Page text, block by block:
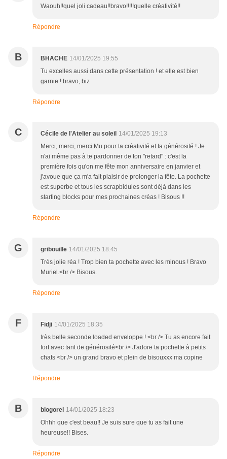
Waouh!!quel joli cadeau!!bravo!!!!!quelle créativité!!
Répondre
B BHACHE 14/01/2025 19:55
Tu excelles aussi dans cette présentation ! et elle est bien
garnie ! bravo, biz
Répondre
C Cécile de l'Atelier au soleil 14/01/2025 19:13
Merci, merci, merci Mu pour ta créativité et ta générosité ! Je
n'ai même pas à te pardonner de ton "retard" : c'est la
première fois qu'on me fête mon anniversaire en janvier et
j'avoue que ça m'a fait plaisir de prolonger la fête. La pochette
est superbe et tous les scrapbidules sont déjà dans les
starting blocks pour mes prochaines créas ! Bisous !!
Répondre
G gribouille 14/01/2025 18:45
Très jolie réa ! Trop bien ta pochette avec les minous ! Bravo
Muriel.<br /> Bisous.
Répondre
F Fidji 14/01/2025 18:35
très belle seconde loaded enveloppe ! <br /> Tu as encore fait
fort avec tant de générosité<br /> J'adore ta pochette à petits
chats <br /> un grand bravo et plein de bisouxxx ma copine
Répondre
B blogorel 14/01/2025 18:23
Ohhh que c'est beau!! Je suis sure que tu as fait une
heureuse!! Bises.
Répondre